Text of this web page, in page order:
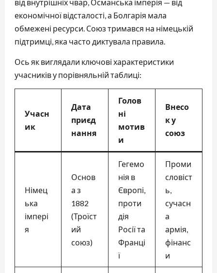
від внутрішніх чвар, Османська імперія — від
економічної відсталості, а Болгарія мала
обмежені ресурси. Союз тримався на німецькій
підтримці, яка часто диктувала правила.
Ось як виглядали ключові характеристики
учасників у порівняльній таблиці:
Учасн
ик
Дата
приєд
нання
Голов
ні
мотив
и
Внесо
к у
союз
Німец
ька
імпері
я
Основ
а з
1882
(Троїст
ий
союз)
Гегемо
нія в
Європі,
проти
дія
Росії та
Франці
ї
Проми
словіст
ь,
сучасн
а
армія,
фінанс
и